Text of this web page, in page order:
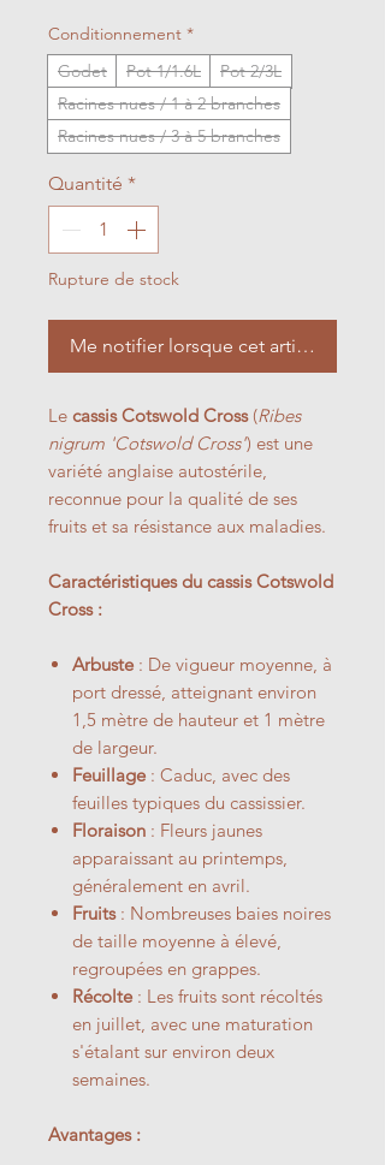
Conditionnement *
Godet
Pot 1/1.6L
Pot 2/3L
Racines nues / 1 à 2 branches
Racines nues / 3 à 5 branches
Quantité *
Rupture de stock
Me notifier lorsque cet article est
Le cassis Cotswold Cross(Ribes
nigrum 'Cotswold Cross') est une
variété anglaise autostérile,
reconnue pour la qualité de ses
fruits et sa résistance aux maladies.
Caractéristiques du cassis Cotswold
Cross :
Arbuste : De vigueur moyenne, à
port dressé, atteignant environ
1,5 mètre de hauteur et 1 mètre
de largeur.
Feuillage : Caduc, avec des
feuilles typiques du cassissier.
Floraison : Fleurs jaunes
apparaissant au printemps,
généralement en avril.
Fruits: Nombreuses baies noires
de taille moyenne à élevé,
regroupées en grappes.
Récolte : Les fruits sont récoltés
en juillet, avec une maturation
s'étalant sur environ deux
semaines.
Avantages :